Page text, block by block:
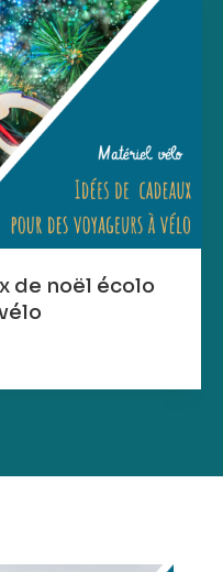
de noël écolo